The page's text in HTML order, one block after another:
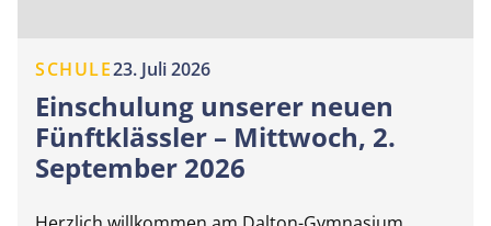
SCHULE23. Juli 2026
Einschulung unserer neuen
Fünftklässler – Mittwoch, 2.
September 2026